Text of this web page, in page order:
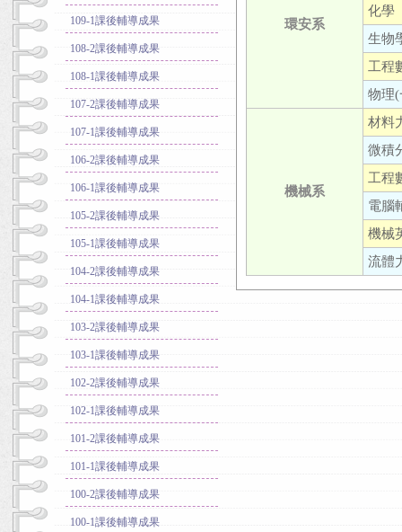
109-1課後輔導成果
108-2課後輔導成果
108-1課後輔導成果
107-2課後輔導成果
107-1課後輔導成果
106-2課後輔導成果
106-1課後輔導成果
105-2課後輔導成果
105-1課後輔導成果
104-2課後輔導成果
104-1課後輔導成果
103-2課後輔導成果
103-1課後輔導成果
102-2課後輔導成果
102-1課後輔導成果
101-2課後輔導成果
101-1課後輔導成果
100-2課後輔導成果
100-1課後輔導成果
環安系
化學
生物
工程
物理(
機械系
材料
微積
工程
電腦
機械
流體